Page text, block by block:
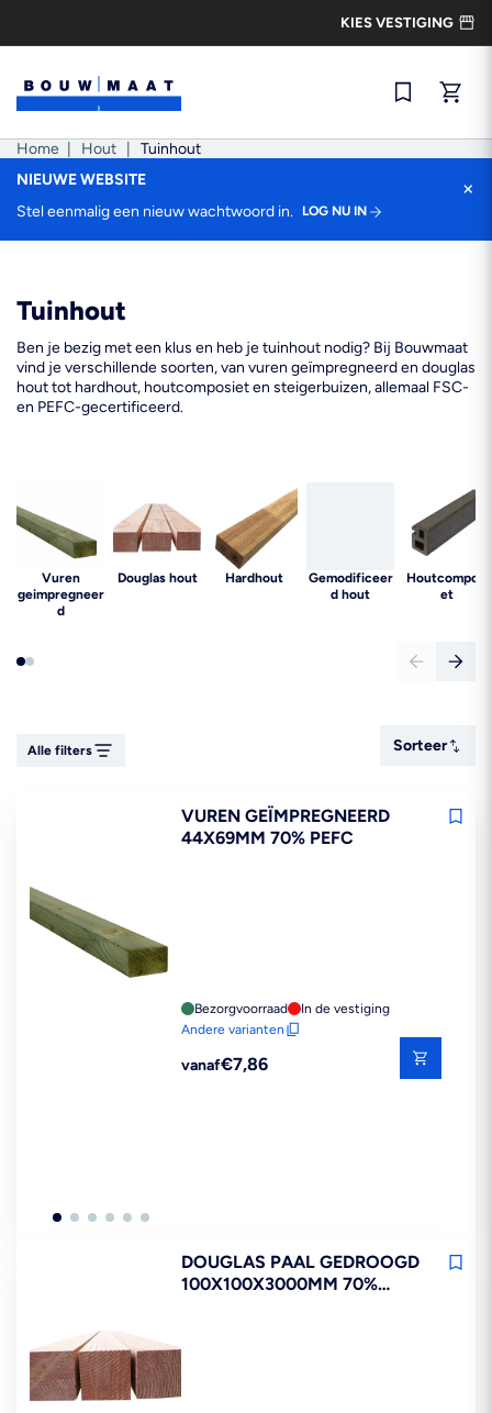
inhoud
KIES VESTIGING
Snel
Home Hout
Tuinhout
NIEUWE WEBSITE
Stel eenmalig een nieuw wachtwoord in.
LOG NU IN
×
Tuinhout
Ben je bezig met een klus en heb je tuinhout nodig? Bij Bouwmaat
vind je verschillende soorten, van vuren geïmpregneerd en douglas
hout tot hardhout, houtcomposiet en steigerbuizen, allemaal FSC-
en PEFC-gecertificeerd.
Vuren
geimpregneer
d
Douglas hout Hardhout
Gemodificeer
d hout
Houtcomposi
et
Alle filters
Sorteer
Sorteer
VUREN GEÏMPREGNEERD
44X69MM 70% PEFC
Bezorgvoorraad
In de vestiging
Andere varianten
Reguliere
vanaf€7,86
DOUGLAS PAAL GEDROOGD
100X100X3000MM 70%